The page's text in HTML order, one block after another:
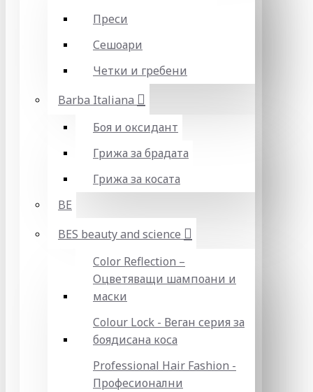
Преси
Сешоари
Четки и гребени
Barba Italiana
Боя и оксидант
Грижа за брадата
Грижа за косата
BE
BES beauty and science
Color Reflection –
Оцветяващи шампоани и
маски
Colour Lock - Веган серия за
боядисана коса
Professional Hair Fashion -
Професионални